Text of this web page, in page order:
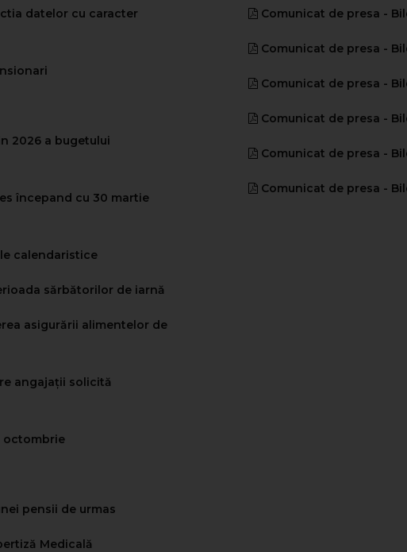
datelor cu caracter
2026 a bugetului
începand cu 30 martie
calendaristice
sărbătorilor de iarnă
asigurării alimentelor de
angajații solicită
octombrie
pensii de urmas
Medicală
Comunicat de presa -
Comunicat de presa -
Comunicat de presa -
Comunicat de presa -
Comunicat de presa -
Comunicat de presa -